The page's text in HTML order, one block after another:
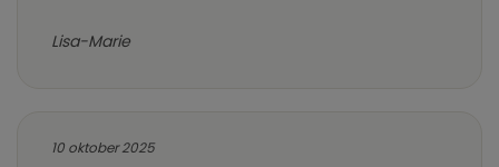
Lisa-Marie
10 oktober 2025